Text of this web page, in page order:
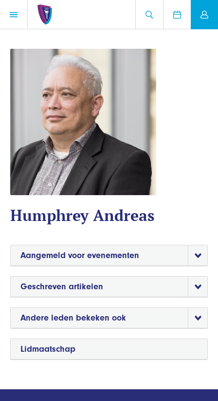
Lidmaatschap
Humphrey Andreas
Aangemeld voor evenementen
Geschreven artikelen
Andere leden bekeken ook